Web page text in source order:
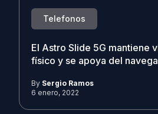
Telefonos
El Astro Slide 5G mantiene
físico y se apoya del
By Sergio Ramos
6 enero, 2022